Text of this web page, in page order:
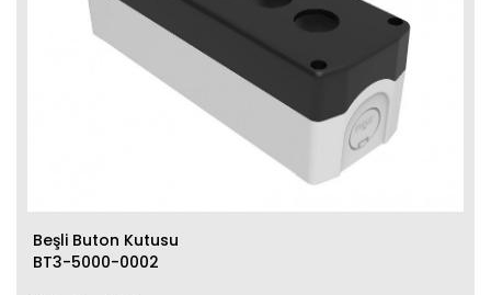
Beşli Buton Kutusu
BT3-5000-0002